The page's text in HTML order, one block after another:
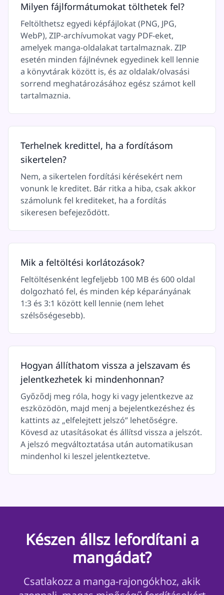
Milyen fájlformátumokat tölthetek fel?
Feltölthetsz egyedi képfájlokat (PNG, JPG,
WebP), ZIP-archívumokat vagy PDF-eket,
amelyek manga-oldalakat tartalmaznak. ZIP
esetén minden fájlnévnek egyedinek kell lennie
a könyvtárak között is, és az oldalak/olvasási
sorrend meghatározásához egész számot kell
tartalmaznia.
Terhelnek kredittel, ha a fordításom
sikertelen?
Nem, a sikertelen fordítási kérésekért nem
vonunk le kreditet. Bár ritka a hiba, csak akkor
számolunk fel krediteket, ha a fordítás
sikeresen befejeződött.
Mik a feltöltési korlátozások?
Feltöltésenként legfeljebb 100 MB és 600 oldal
dolgozható fel, és minden kép képarányának
1:3 és 3:1 között kell lennie (nem lehet
szélsőségesebb).
Hogyan állíthatom vissza a jelszavam és
jelentkezhetek ki mindenhonnan?
Győződj meg róla, hogy ki vagy jelentkezve az
eszközödön, majd menj a bejelentkezéshez és
kattints az „elfelejtett jelszó” lehetőségre.
Kövesd az utasításokat és állítsd vissza a jelszót.
A jelszó megváltoztatása után automatikusan
mindenhol ki leszel jelentkeztetve.
Készen állsz lefordítani a
mangádat?
Csatlakozz a manga-rajongókhoz, akik